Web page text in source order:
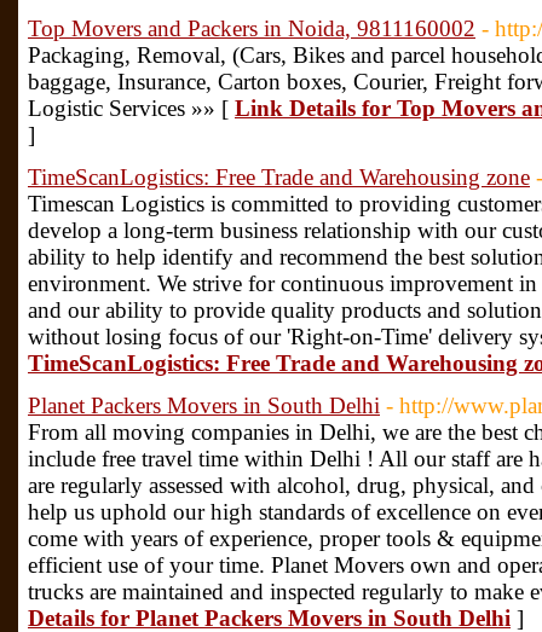
Top Movers and Packers in Noida, 9811160002 -
Packaging, Removal, (Cars, Bikes and parcel
baggage, Insurance, Carton boxes, Courier, Freight
Logistic Services »» [ Link Details for Top Movers
]
TimeScanLogistics: Free Trade and Warehousing zone
Timescan Logistics is committed to providing
develop a long-term business relationship with our
ability to help identify and recommend the best
environment. We strive for continuous improvement
and our ability to provide quality products and
without losing focus of our 'Right-on-Time' delivery
TimeScanLogistics: Free Trade and Warehousing
Planet Packers Movers in South Delhi - http://
From all moving companies in Delhi, we are the best
include free travel time within Delhi ! All our staff are
are regularly assessed with alcohol, drug, physical,
help us uphold our high standards of excellence on
come with years of experience, proper tools &
efficient use of your time. Planet Movers own and
trucks are maintained and inspected regularly to make
Details for Planet Packers Movers in South Delhi ]